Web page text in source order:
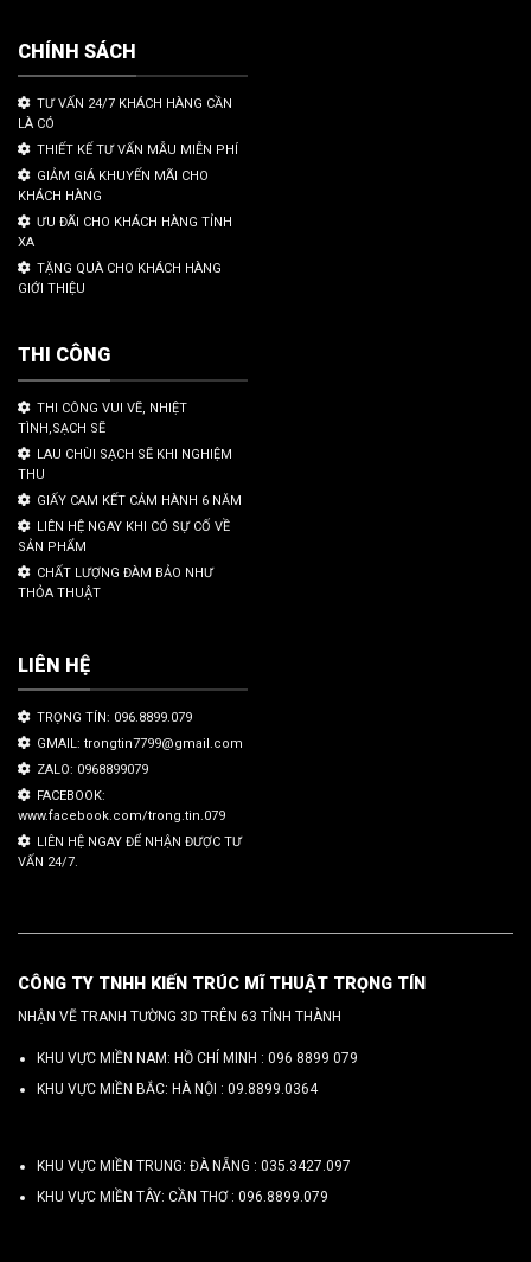
CHÍNH SÁCH
TƯ VẤN 24/7 KHÁCH HÀNG CẦN
LÀ CÓ
THIẾT KẾ TƯ VẤN MẪU MIỄN PHÍ
GIẢM GIÁ KHUYẾN MÃI CHO
KHÁCH HÀNG
ƯU ĐÃI CHO KHÁCH HÀNG TỈNH
XA
TẶNG QUÀ CHO KHÁCH HÀNG
GIỚI THIỆU
THI CÔNG
THI CÔNG VUI VẼ, NHIỆT
TÌNH,SẠCH SẼ
LAU CHÙI SẠCH SẼ KHI NGHIỆM
THU
GIẤY CAM KẾT CẢM HÀNH 6 NĂM
LIÊN HỆ NGAY KHI CÓ SỰ CỐ VỀ
SẢN PHẨM
CHẤT LƯỢNG ĐÀM BẢO NHƯ
THỎA THUẬT
LIÊN HỆ
TRỌNG TÍN: 096.8899.079
GMAIL: trongtin7799@gmail.com
ZALO: 0968899079
FACEBOOK:
www.facebook.com/trong.tin.079
LIÊN HỆ NGAY ĐỂ NHẬN ĐƯỢC TƯ
VẤN 24/7.
CÔNG TY TNHH KIẾN TRÚC MĨ THUẬT TRỌNG TÍN
NHẬN VẼ TRANH TƯỜNG 3D TRÊN 63 TỈNH THÀNH
KHU VỰC MIỀN NAM: HỒ CHÍ MINH : 096 8899 079
KHU VỰC MIỀN BẮC: HÀ NỘI : 09.8899.0364
KHU VỰC MIỀN TRUNG: ĐÀ NẴNG : 035.3427.097
KHU VỰC MIỀN TÂY: CẦN THƠ : 096.8899.079